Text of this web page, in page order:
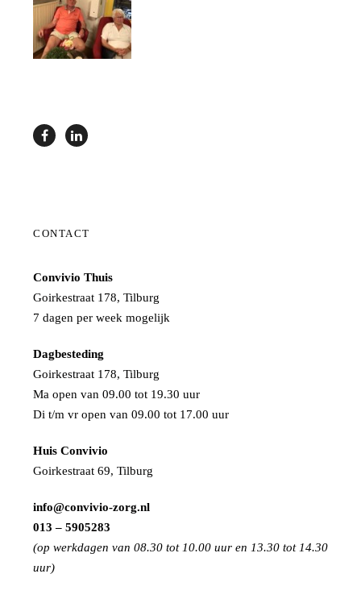
CONTACT
Convivio Thuis
Goirkestraat 178, Tilburg
7 dagen per week mogelijk
Dagbesteding
Goirkestraat 178, Tilburg
Ma open van 09.00 tot 19.30 uur
Di t/m vr open van 09.00 tot 17.00 uur
Huis Convivio
Goirkestraat 69, Tilburg
info@convivio-zorg.nl
013 – 5905283
(op werkdagen van 08.30 tot 10.00 uur en 13.30 tot 14.30
uur)